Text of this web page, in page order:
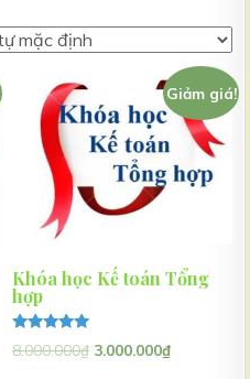
Giảm giá!
Khóa học Kế toán Tổng
hợp
Được xếp
hạng
8.000.000₫ 3.000.000₫